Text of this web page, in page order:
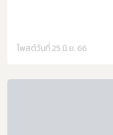
โพสต์วันที่ 25 มิ.ย. 66